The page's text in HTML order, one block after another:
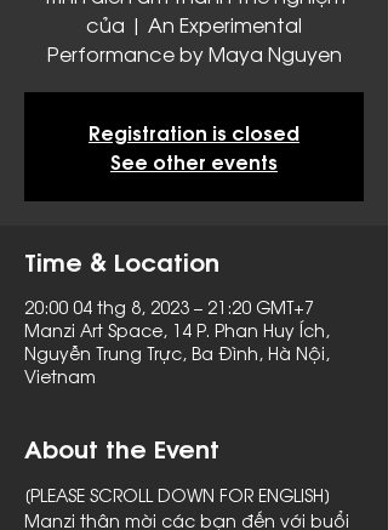
của | An Experimental
Performance by Maya Nguyen
Registration is closed
See other events
Time & Location
20:00 04 thg 8, 2023 – 21:20 GMT+7
Manzi Art Space, 14 P. Phan Huy Ích,
Nguyễn Trung Trực, Ba Đình, Hà Nội,
Vietnam
About the Event
[PLEASE SCROLL DOWN FOR ENGLISH]
Manzi thân mời các bạn đến với buổi